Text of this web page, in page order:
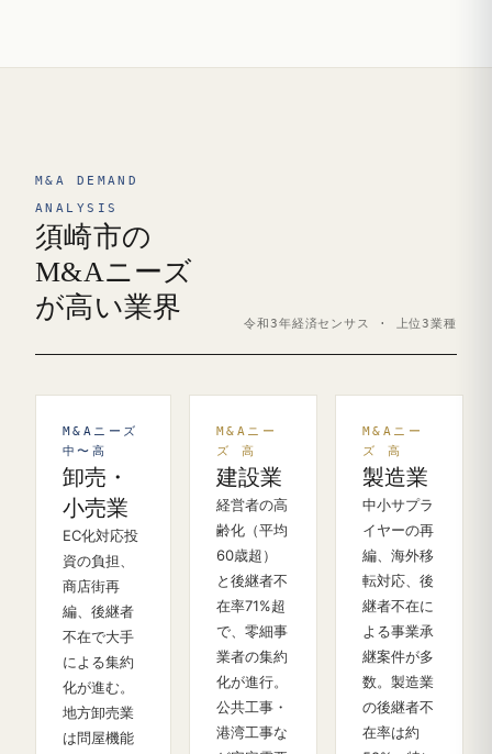
M&A DEMAND
ANALYSIS
須崎市の
M&Aニーズ
が高い業界
令和3年経済センサス · 上位3業種
M&Aニーズ
中〜高
卸売・
小売業
EC化対応投
資の負担、
商店街再
編、後継者
不在で大手
による集約
化が進む。
地方卸売業
は問屋機能
M&Aニー
ズ 高
建設業
経営者の高
齢化（平均
60歳超）
と後継者不
在率71%超
で、零細事
業者の集約
化が進行。
公共工事・
港湾工事な
M&Aニー
ズ 高
製造業
中小サプラ
イヤーの再
編、海外移
転対応、後
継者不在に
よる事業承
継案件が多
数。製造業
の後継者不
在率は約